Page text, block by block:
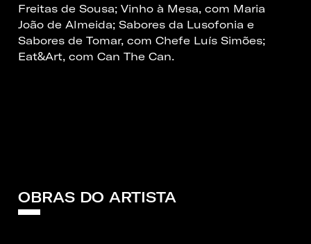
Freitas de Sousa; Vinho à Mesa, com Maria
João de Almeida; Sabores da Lusofonia e
Sabores de Tomar, com Chefe Luís Simões;
Eat&Art, com Can The Can.
OBRAS DO ARTISTA